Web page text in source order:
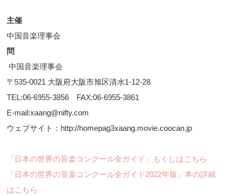
主催
中国音楽理事会
問
中国音楽理事会
〒535-0021 大阪府大阪市旭区清水1-12-28
TEL:06-6955-3856 FAX:06-6955-3861
E-mail:xaang@nifty.com
ウェブサイト：http://homepag3xaang.movie.coocan.jp
「日本の世界の音楽コンクール全ガイド」もくじはこちら
「日本の世界の音楽コンクール全ガイド2022年版」本の詳細
はこちら